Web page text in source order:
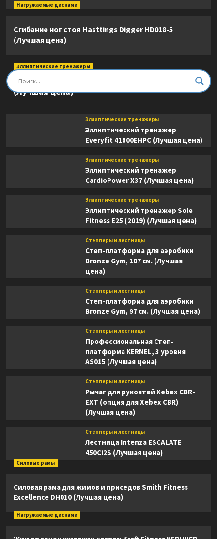
Нагружаемые дисками
Сгибание ног стоя Hasttings Digger HD018-5
(Лучшая цена)
Эллиптические тренажеры
Эллиптический тренажер DFC E8745T
(Лучшая цена)
Эллиптические тренажеры
Эллиптический тренажер
Everyfit 41800EHPC (Лучшая цена)
Эллиптические тренажеры
Эллиптический тренажер
CardioPower X37 (Лучшая цена)
Эллиптические тренажеры
Эллиптический тренажер Sole
Fitness E25 (2019) (Лучшая цена)
Степперы и лестницы
Степ-платформа для аэробики
Bronze Gym, 107 см. (Лучшая
цена)
Степперы и лестницы
Степ-платформа для аэробики
Bronze Gym, 97 см. (Лучшая цена)
Степперы и лестницы
Профессиональная Степ-
платформа KERNEL, 3 уровня
AS015 (Лучшая цена)
Степперы и лестницы
Рычаг для рукоятей Xebex CBR-
EXT (опция для Xebex CBR)
(Лучшая цена)
Степперы и лестницы
Лестница Intenza ESCALATE
450Ci2S (Лучшая цена)
Силовые рамы
Силовая рама для жимов и приседов Smith Fitness
Excellence DH010 (Лучшая цена)
Нагружаемые дисками